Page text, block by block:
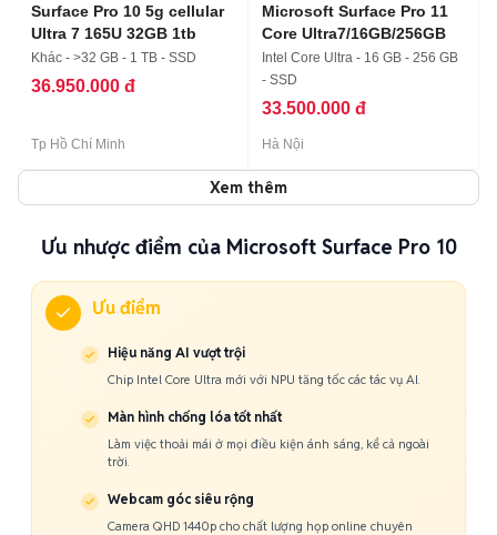
Surface Pro 10 5g cellular
Ultra 7 165U 32GB 1tb
Khác - >32 GB - 1 TB - SSD
36.950.000 đ
Tp Hồ Chí Minh
Microsoft Surface Pro 11
Core Ultra7/16GB/256GB
Intel Core Ultra - 16 GB - 256 GB
- SSD
33.500.000 đ
Hà Nội
Xem thêm
Ưu nhược điểm của Microsoft Surface Pro 10
Ưu điểm
Hiệu năng AI vượt trội
Chip Intel Core Ultra mới với NPU tăng tốc các tác vụ AI.
Màn hình chống lóa tốt nhất
Làm việc thoải mái ở mọi điều kiện ánh sáng, kể cả ngoài
trời.
Webcam góc siêu rộng
Camera QHD 1440p cho chất lượng họp online chuyên